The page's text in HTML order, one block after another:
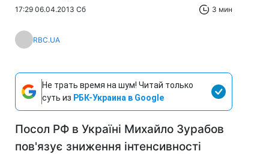
17:29 06.04.2013 Сб 3 мин
RBC.UA
Не трать время на шум! Читай только
суть из РБК-Украина в Google
Посол РФ в Україні Михайло Зурабов
пов'язує зниження інтенсивності